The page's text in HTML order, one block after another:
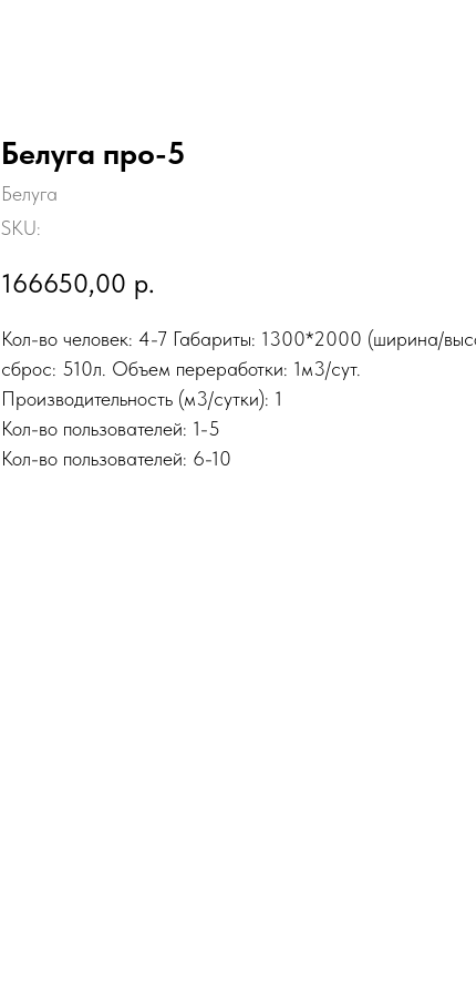
Белуга про-5
Белуга
SKU:
166650,00 р.
Кол-во человек: 4-7 Габариты: 1300*2000 (ширина/
сброс: 510л. Объем переработки: 1м3/сут.
Производительность (м3/сутки): 1
Кол-во пользователей: 1-5
Кол-во пользователей: 6-10